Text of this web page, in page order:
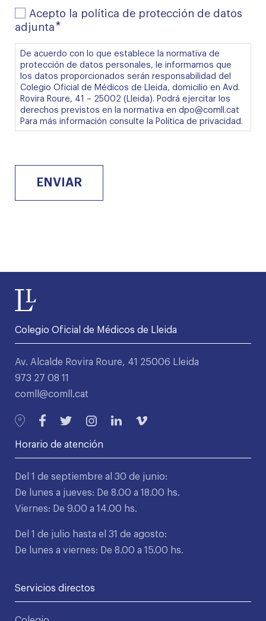
Acepto
la
política
de
protección
de
datos
adjunta*
Acepto la política de protección de datos
adjunta*
De acuerdo con lo que establece la normativa de
protección de datos personales, le informamos que
los datos proporcionados serán responsabilidad del
Colegio Oficial de Médicos de Lleida, domicilio en Avd.
Rovira Roure, 41 – 25002 (Lleida). Podrá ejercitar los
derechos previstos en la normativa en dpo@comll.cat
Para más información consulte la Política de privacidad .
ENVIAR
Colegio Oficial de Médicos de Lleida
Av. Alcalde Rovira Roure, 41 25006 Lleida
973 27 08 11
comll@comll.cat
Horario de atención
Del 1 de septiembre al 30 de junio:
De lunes a jueves: De 8.00 a 18.00 hs.
Viernes: De 9.00 a 14.00 hs.
Del 1 de julio hasta el 31 de agosto:
De lunes a viernes: De 8.00 a 15.00 hs.
Servicios directos